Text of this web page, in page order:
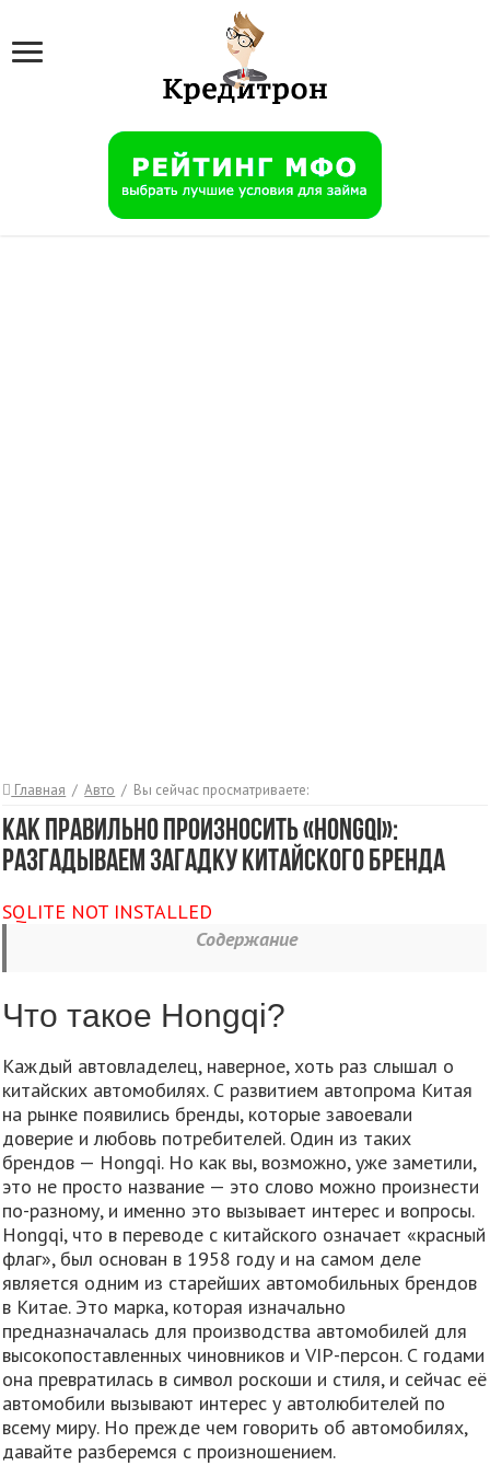
Главная / Авто / Вы сейчас просматриваете:
Как правильно произносить «Hongqi»:
Разгадываем загадку китайского бренда
SQLITE NOT INSTALLED
Содержание
Что такое Hongqi?
Каждый автовладелец, наверное, хоть раз слышал о
китайских автомобилях. С развитием автопрома Китая
на рынке появились бренды, которые завоевали
доверие и любовь потребителей. Один из таких
брендов — Hongqi. Но как вы, возможно, уже заметили,
это не просто название — это слово можно произнести
по-разному, и именно это вызывает интерес и вопросы.
Hongqi, что в переводе с китайского означает «красный
флаг», был основан в 1958 году и на самом деле
является одним из старейших автомобильных брендов
в Китае. Это марка, которая изначально
предназначалась для производства автомобилей для
высокопоставленных чиновников и VIP-персон. С годами
она превратилась в символ роскоши и стиля, и сейчас её
автомобили вызывают интерес у автолюбителей по
всему миру. Но прежде чем говорить об автомобилях,
давайте разберемся с произношением.